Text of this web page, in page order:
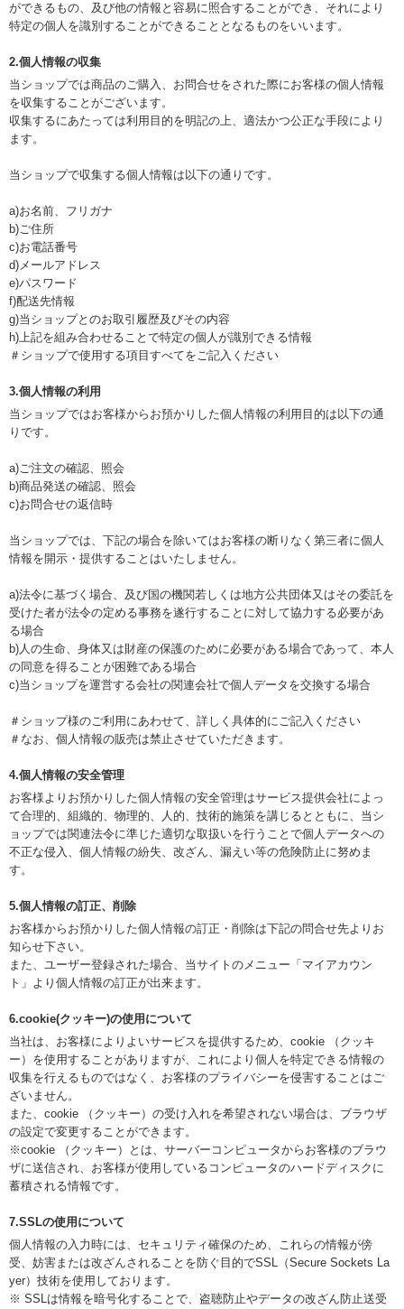
ができるもの、及び他の情報と容易に照合することができ、それにより
特定の個人を識別することができることとなるものをいいます。
2.個人情報の収集
当ショップでは商品のご購入、お問合せをされた際にお客様の個人情報
を収集することがございます。
収集するにあたっては利用目的を明記の上、適法かつ公正な手段により
ます。
当ショップで収集する個人情報は以下の通りです。
a)お名前、フリガナ
b)ご住所
c)お電話番号
d)メールアドレス
e)パスワード
f)配送先情報
g)当ショップとのお取引履歴及びその内容
h)上記を組み合わせることで特定の個人が識別できる情報
＃ショップで使用する項目すべてをご記入ください
3.個人情報の利用
当ショップではお客様からお預かりした個人情報の利用目的は以下の通
りです。
a)ご注文の確認、照会
b)商品発送の確認、照会
c)お問合せの返信時
当ショップでは、下記の場合を除いてはお客様の断りなく第三者に個人
情報を開示・提供することはいたしません。
a)法令に基づく場合、及び国の機関若しくは地方公共団体又はその委託を
受けた者が法令の定める事務を遂行することに対して協力する必要があ
る場合
b)人の生命、身体又は財産の保護のために必要がある場合であって、本人
の同意を得ることが困難である場合
c)当ショップを運営する会社の関連会社で個人データを交換する場合
＃ショップ様のご利用にあわせて、詳しく具体的にご記入ください
＃なお、個人情報の販売は禁止させていただきます。
4.個人情報の安全管理
お客様よりお預かりした個人情報の安全管理はサービス提供会社によっ
て合理的、組織的、物理的、人的、技術的施策を講じるとともに、当シ
ョップでは関連法令に準じた適切な取扱いを行うことで個人データへの
不正な侵入、個人情報の紛失、改ざん、漏えい等の危険防止に努めま
す。
5.個人情報の訂正、削除
お客様からお預かりした個人情報の訂正・削除は下記の問合せ先よりお
知らせ下さい。
また、ユーザー登録された場合、当サイトのメニュー「マイアカウン
ト」より個人情報の訂正が出来ます。
6.cookie(クッキー)の使用について
当社は、お客様によりよいサービスを提供するため、cookie （クッキ
ー）を使用することがありますが、これにより個人を特定できる情報の
収集を行えるものではなく、お客様のプライバシーを侵害することはご
ざいません。
また、cookie （クッキー）の受け入れを希望されない場合は、ブラウザ
の設定で変更することができます。
※cookie （クッキー）とは、サーバーコンピュータからお客様のブラウ
ザに送信され、お客様が使用しているコンピュータのハードディスクに
蓄積される情報です。
7.SSLの使用について
個人情報の入力時には、セキュリティ確保のため、これらの情報が傍
受、妨害または改ざんされることを防ぐ目的でSSL（Secure Sockets La
yer）技術を使用しております。
※ SSLは情報を暗号化することで、盗聴防止やデータの改ざん防止送受